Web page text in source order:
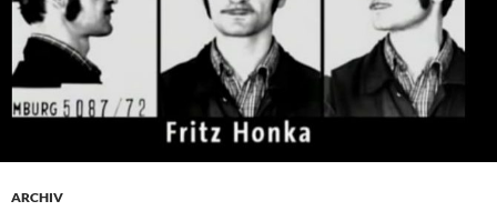
ARCHIV